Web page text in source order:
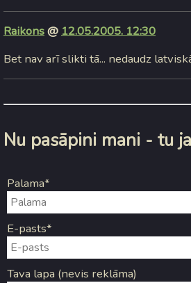
Raikons@ 12.05.2005. 12:30
Bet nav arī slikti tā... nedaudz
Nu pasāpini mani - tu
Palama*
E-pasts*
Tava lapa (nevis reklāma)